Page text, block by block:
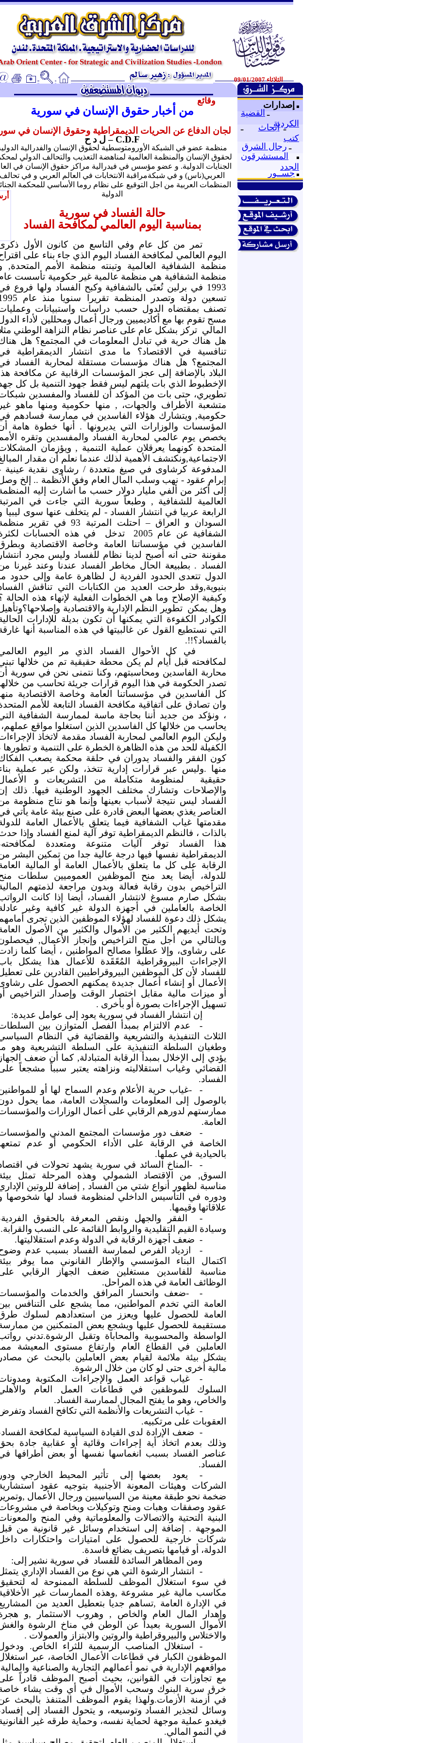
ـ
الثلاثاء 09/01/2007
إصدارات
ـ القضية
الكردية
ـ أبحاث
ـ
كتب
ـ رجال الشرق
المستشرقون
الجدد
جســور
وقائع
من أخبار حقوق الإنسان في سورية
لجان الدفاع عن الحريات الديمقراطية وحقوق الإنسان في
C.D.F – ل د ح
منظمة عضو في الشبكة الأورومتوسطية لحقوق الإنسان والفدرالية
لحقوق الإنسان والمنظمة العالمية لمناهضة التعذيب والتحالف الدولي
الجنايات الدولية. و عضو مؤسس في فيدرالية مراكز حقوق الإنسان في
العربي(ناس) و في شبكةمراقبة الانتخابات في العالم العربي و في تحالف
المنظمات العربية من اجل التوقيع على نظام روما الأساسي للمحكمة
الدولية
حالة الفساد في سورية
بمناسبة اليوم العالمي لمكافحة الفساد
تمر من كل عام وفي التاسع من كانون الأول
اليوم العالمي لمكافحة الفساد اليوم الذي جاء بناء على
منظمة الشفافية العالمية وتبنته منظمة الأمم المتحدة,
منظمة الشفافية هي منظمة عالمية غير حكومية تأسست
1993 في برلين تُعنَى بالشفافية وكبح الفساد ولها فروع
تسعين دولة وتصدر المنظمة تقريرا سنويا
تصنف بمقتضاه الدول حسب دراسات واستبيانات
مسح تقوم بها مع أكاديميين ورجال أعمال ومحللين لأداء
المالي تركز بشكل عام على عناصر نظام النزاهة الوطني
هل هناك حرية في تبادل المعلومات في المجتمع؟ هل
تنافسية في الاقتصاد؟ ما مدى انتشار الديمقراطية
المجتمع؟ هل هناك مؤسسات مستقلة لمحاربة الفساد
البلاد بالإضافة إلى عجز المؤسسات الرقابية عن مكافحة
الإخطبوط الذي بات يلتهم ليس فقط جهود التنمية بل كل
تطويري، حتى بات من المؤكد أن للفساد والمفسدين
متشعبة الأطراف والجهات، , منها حكومية ومنها ماهو
حكومية, ويتشارك هؤلاء الفاسدين في ممارسة فسادهم
المؤسسات والوزارات التي يديرونها . أنها خطوة هامة
يخصص يوم عالمي لمحاربة الفساد والمفسدين وتقره
المتحدة كونهما يعرقلان عملية التنمية , ويؤزمان
الاجتماعية,ونكتشف الأهمية لذلك عندما نعلم أن مقدار
المدفوعة كرشاوى في صيغ متعددة / رشاوى نقدية عينية
إبرام عقود - نهب وسلب المال العام وفق الأنظمة .. إلخ
إلى أكثر من ألفي مليار دولار حسب ما أشارت إليه
العالمية للشفافية , وطبعاً سورية التي جاءت في
الرابعة عربيا في انتشار الفساد - لم يتخلف عنها سوى ليبيا
السودان و العراق – احتلت المرتبة 93 في تقرير
الشفافية عن عام 2005
تدخل
في هذه الحسابات
الفاسدين في مؤسساتنا العامة وخاصة الاقتصادية
مقوننة حتى انه أصبح لدينا نظام للفساد وليس مجرد
الفساد . بطبيعة الحال مخاطر الفساد عندنا وعند غيرنا
الدول تتعدى الحدود الفردية ل لظاهرة عامة وإلى حدود
بنيوية,وقد طرحت العديد من الكتابات التي تناقش
وكيفية الإصلاح وما هي الخطوات الفعلية لإنهاء هذه الحالة
وهل يمكن تطوير النظم الإدارية والاقتصادية
الكوادر الكفوءة التي يمكنها أن تكون بديلة للإدارات
التي نستطيع القول عن غالبيتها في هذه المناسبة أنها
بالفساد؟!!.
في كل الأحوال الفساد الذي مر اليوم
لمكافحته قبل أيام لم يكن محطة حقيقية تم من خلالها
محاربة الفاسدين ومحاسبتهم، وكنا نتمنى نحن في سورية
تصدر الحكومة في هذا اليوم قرارات جريئة تحاسب من
كل الفاسدين في مؤسساتنا العامة وخاصة الاقتصادية
وان تصادق على اتفاقية مكافحة الفساد التابعة للأمم
، ونؤكد من جديد أننا بحاجة ماسة لممارسة الشفافية
يحاسب من خلالها كل الفاسدين الذين استغلوا مواقع عملهم،
وليكن اليوم العالمي لمحاربة الفساد مقدمة لاتخاذ
الكفيلة للحد من هذه الظاهرة الخطرة على التنمية و تطورها
كون الفقر والفساد يدوران في حلقة محكمة يصعب
منها .وليس عبر قرارات إدارية تتخذ، ولكن عبر عملية
حقيقية
لمنظومة متكاملة من التشريعات و
والإصلاحات وتشارك مختلف الجهود الوطنية فيها. ذلك
الفساد ليس نتيجة لأسباب بعينها وإنما هو نتاج منظومة
العناصر يغذي بعضها البعض قادرة على صنع بيئة عامة يأتي
مقدمتها غياب الشفافية فيما يتعلق بالأعمال العامة
بالذات ، فالنظم الديمقراطية توفر آلية لمنع الفساد وإذا
هذا الفساد توفر آليات متنوعة ومتعددة
الديمقراطية نفسها فيها درجة عالية جدا من تمكين البشر
الرقابة على كل ما يتعلق بالأعمال العامة أو المالية
للدولة، أيضا يعد منح الموظفين العموميين سلطات
التراخيص بدون رقابة فعالة وبدون مراجعة لذمتهم
بشكل صارم مسوغ لانتشار الفساد، أيضا إذا كانت
الخاصة بالعاملين في أجهزة الدولة غير كافية وغير
يشكل ذلك دعوة للفساد لهؤلاء الموظفين الذين تجرى
وتحت أيديهم الكثير من الأموال والكثير من الأصول
وبالتالي من أجل منح التراخيص وإنجاز الأعمال,
على رشاوى، وإلا عطلوا مصالح المواطنين ، أيضا كلما
الإجراءات البيروقراطية المُعًقَدة للأعمال هذا يشكل
للفساد لأن كل الموظفين البيروقراطيين القادرين على
الأعمال أو إنشاء أعمال جديدة يمكنهم الحصول على
أو ميزات مالية مقابل اختصار الوقت وإصدار التراخيص
تسهيل الإجراءات بصورة أو بأخرى .
إن انتشار الفساد في سورية يعود إلى عوامل عديدة:
-
عدم الالتزام بمبدأ الفصل المتوازن بين
الثلاث التنفيذية والتشريعية والقضائية في النظام
وطغيان السلطة التنفيذية على السلطة التشريعية وهو
يؤدي إلى الإخلال بمبدأ الرقابة المتبادلة, كما أن ضعف
القضائي وغياب استقلاليته ونزاهته يعتبر سبباً مشجعاً
الفساد.
-
-غياب حرية الأعلام وعدم السماح لها أو
بالوصول إلى المعلومات والسجلات العامة، مما يحول
ممارستهم لدورهم الرقابي على أعمال الوزارات
العامة.
-
ضعف دور مؤسسات المجتمع المدني
الخاصة في الرقابة على الأداء الحكومي أو عدم
بالحيادية في عملها.
-
-المناخ السائد في سورية يشهد تحولات في
السوق, من الاقتصاد الشمولي وهذه المرحلة تمثل
مناسبة لظهور أنواع شتي من الفساد , إضافة للروتين
ودوره في التأسيس الداخلي لمنظومة فساد لها شخوصها
علاقاتها وقيمها.
-
الفقر والجهل ونقص المعرفة بالحقوق
وسيادة القيم التقليدية والروابط القائمة على النسب والقرابة.
- ضعف أجهزة الرقابة في الدولة وعدم استقلاليتها.
-
ازدياد الفرص لممارسة الفساد بسبب عدم
اكتمال البناء المؤسسي والإطار القانوني مما يوفر
مناسبة للفاسدين مستغلين ضعف الجهاز الرقابي
الوظائف العامة في هذه المراحل.
-
-ضعف وانحسار المرافق والخدمات
العامة التي تخدم المواطنين، مما يشجع على التنافس
العامة للحصول عليها ويعزز من استعدادهم لسلوك
مستقيمة للحصول عليها ويشجع بعض المتمكنين من
الواسطة والمحسوبية والمحاباة وتقبل الرشوة.تدني
العاملين في القطاع العام وارتفاع مستوى المعيشة
يشكل بيئة ملائمة لقيام بعض العاملين بالبحث عن
مالية أخرى حتى لو كان من خلال الرشوة.
-
غياب قواعد العمل والإجراءات المكتوبة
السلوك للموظفين في قطاعات العمل العام
والخاص، وهو ما يفتح المجال لممارسة الفساد.
- غياب التشريعات والأنظمة التي تكافح الفساد
العقوبات على مرتكبيه.
- ضعف الإرادة لدى القيادة السياسية لمكافحة
وذلك بعدم اتخاذ أية إجراءات وقائية أو عقابية جادة
عناصر الفساد بسبب انغماسها نفسها أو بعض أطرافها
الفساد.
-
يعود بعضها إلى
تأثير المحيط الخارجي
الشركات وهيئات المعونة الأجنبية بتوجيه عقود
ضخمة نحو طبقة معينة من السياسيين ورجال الأعمال
عقود وصفقات وهبات ومنح وتوكيلات وبخاصة في
البنية التحتية والاتصالات والمعلوماتية وفي المنح
الموجهة . إضافة إلى استخدام وسائل غير قانونية من
شركات خارجية للحصول على امتيازات واحتكارات
الدولة، أو قيامها بتصريف بضائع فاسدة.
ومن المظاهر السائدة للفساد في سورية نشير إلى:
-
انتشار الرشوة التي هي نوع من الفساد الإداري
في سوء استغلال الموظف للسلطة الممنوحة له
مكاسب مالية غير مشروعة ,وهذه الممارسات غير
في الإدارة العامة ,تساهم جديا بتعطيل العديد من
وإهدار المال العام والخاص , وهروب الاستثمار ,و
الأموال السورية بعيداً عن الوطن في مناخ الرشوة
والاختلاس والبيروقراطية والروتين والابتزاز والعمولات .
- استغلال المناصب الرسمية للثراء الخاص.
الموظفون الكبار في قطاعات الأعمال الخاصة، عبر
مواقعهم الإدارية في نمو أعمالهم التجارية والصناعية
مع تجاوزات في القوانين، بحيث أصبح الموظف قادراً
خرق سرية البنوك وسحب الأموال في أي وقت يشاء
في أزمنة الأزمات.ولهذا يقوم الموظف المتنفذ بالبحث
وسائل لتجذير الفساد وتوسيعه، و يتحول الفساد إلى
فيغدو عملية موجهة لحماية نفسه، وحماية طرقه غير
في النمو المالي.